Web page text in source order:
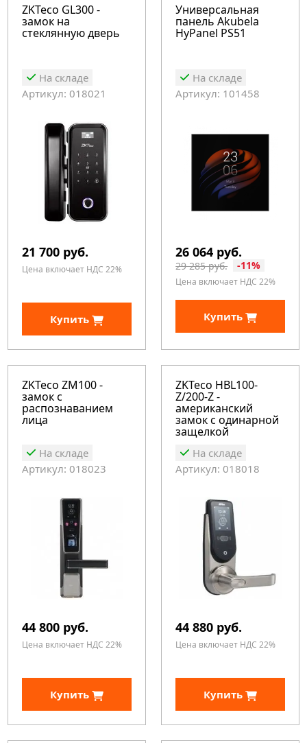
ZKTeco GL300 -
замок на
стеклянную дверь
На складе
Артикул: 018021
21 700 руб.
Цена включает НДС 22%
Купить
Универсальная
панель Akubela
HyPanel PS51
На складе
Артикул: 101458
26 064 руб.
29 285 руб. -11%
Цена включает НДС 22%
Купить
ZKTeco ZM100 -
замок с
распознаванием
лица
На складе
Артикул: 018023
44 800 руб.
Цена включает НДС 22%
Купить
ZKTeco HBL100-
Z/200-Z -
американский
замок с одинарной
защелкой
На складе
Артикул: 018018
44 880 руб.
Цена включает НДС 22%
Купить